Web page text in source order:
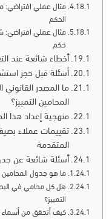
مثال عملي
الحكم
مثال عملي
حكم
أخطاء شائعة عند
أسئلة قبل حجز
ما المصدر
المحامين التمييز؟
منهجية إعداد هذا
تقييمات عملاء
المتقدمة
أسئلة شائعة عن
ما هو جدول المحامين
هل كل محامي في
التمييز؟
كيف أتحقق من أسماء